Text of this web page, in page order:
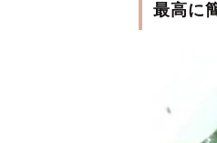
最高に